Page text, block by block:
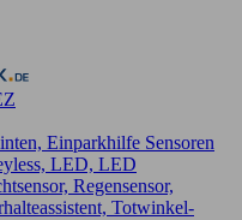
Einparkhilfe Sensoren
LED, LED
Regensensor,
Totwinkel-